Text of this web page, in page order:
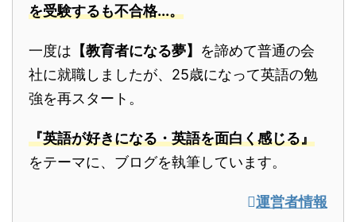
を受験するも不合格...。
一度は 【教育者になる夢】 を諦めて普通の会
社に就職しましたが、25歳になって英語の勉
強を再スタート。
『英語が好きになる・英語を面白く感じる』
をテーマに、ブログを執筆しています。
運営者情報